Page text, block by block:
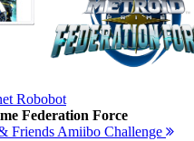
Robobot
Federation Force
Friends Amiibo Challenge